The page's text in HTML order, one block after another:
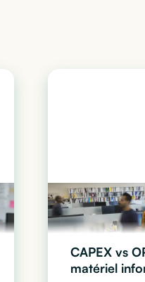
CAPEX vs
matériel